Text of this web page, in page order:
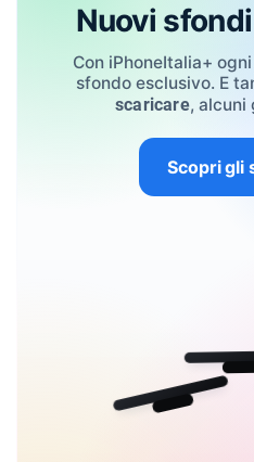
Nuovi
Con iPhoneItalia+
sfondo esclusivo. E
scaricare, alcuni
Scopri gli